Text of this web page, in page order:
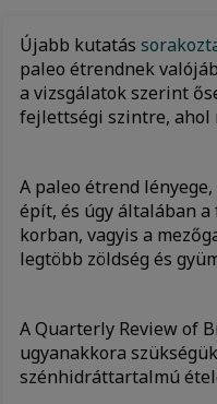
Újabb kutatás
paleo étrendnek
a vizsgálatok szerint
fejlettségi szintre, ahol
A paleo étrend
épít, és úgy általában
korban, vagyis a
legtöbb zöldség és
A Quarterly Review of
ugyanakkora
szénhidráttartalmú